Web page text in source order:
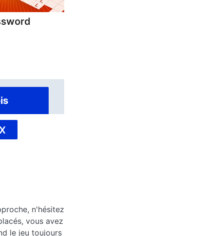
n'hésitez
vous avez
le jeu toujours